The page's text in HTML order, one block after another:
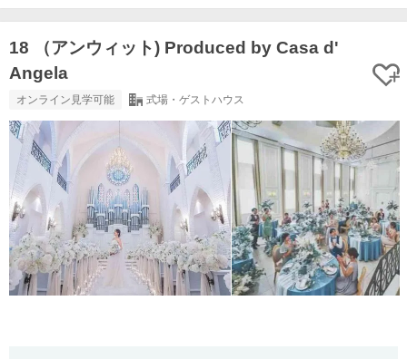
18 （アンウィット) Produced by Casa d'
Angela
オンライン見学可能 式場・ゲストハウス